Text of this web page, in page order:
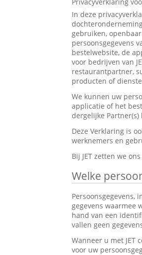
In deze
gebruiken,
persoonsgegevens
bestelwebsite, de
voor bedrijven van
restaurantpartner,
producten of
We kunnen uw
applicatie of het
dergelijke
Deze Verklaring is
werknemers en
Bij JET zetten we
Welke
Persoonsgegevens,
gegevens waarmee
hand van een
vallen geen
Wanneer u met JET
voor uw